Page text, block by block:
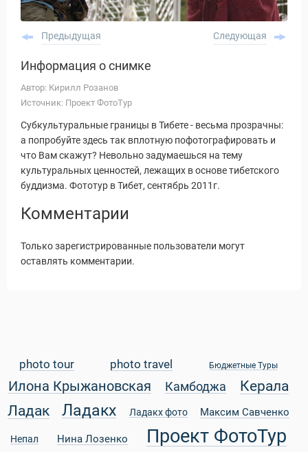
Предыдущая Следующая
Информация о снимке
Автор: Кирилл Розанов
Источник: Проект ФотоТур
Субкультуральные границы в Тибете - весьма прозрачны:
а попробуйте здесь так вплотную пофотографировать и
что Вам скажут? Невольно задумаешься на тему
культуральных ценностей, лежащих в основе тибетского
буддизма. Фототур в Тибет, сентябрь 2011г.
Комментарии
Только зарегистрированные пользователи могут
оставлять комментарии.
photo tour photo travel Бюджетные Туры
Илона Крыжановская Камбоджа
Керала
Ладак
Ладакх Ладакх фото Максим Савченко
Непал Нина Лозенко Проект ФотоТур